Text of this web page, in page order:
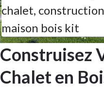
chalet, construction
maison bois kit
Construisez
Chalet en